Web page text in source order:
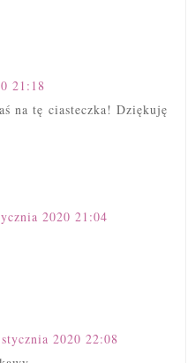
21:18
na tę ciasteczka! Dziękuję
2020 21:04
2020 22:08